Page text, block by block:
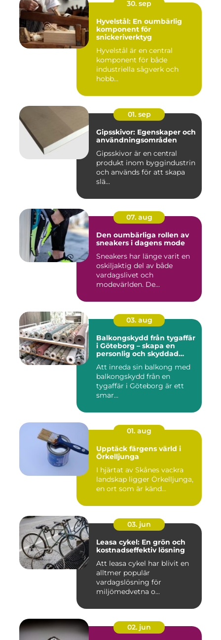
30. sep
Hyvelstål: En oumbärlig
komponent för
snickeriverktyg
Hyvelstål är en central
komponent för både
industriella sågverk och
hobb...
01. sep
Gipsskivor: Egenskaper och
användningsområden
Gipsskivor är en central
produkt inom byggindustrin
och används för att skapa
slä...
07. aug
Den oumbärliga rollen av
sneakers i dagens mode
Sneakers har länge varit en
oskiljaktig del av både
vardagslivet och
modevärlden. De...
03. aug
Balkongskydd från tygaffär
i Göteborg – skapa en
personlig och skyddad
Att inreda sin balkong med
balkongskydd från en
tygaffär i Göteborg är ett
smar...
01. aug
Upptäck färgens värld i
Örkelljunga
I hjärtat av Skånes vackra
landskap ligger Örkelljunga,
en ort som är känd...
03. jun
Leasa cykel: En grön och
kostnadseffektiv lösning
Att leasa cykel har blivit en
alltmer populär
vardagslösning för
miljömedvetna o...
02. jun